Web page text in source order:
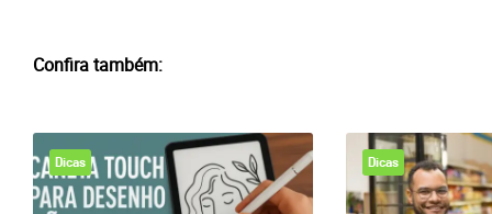
Confira também:
Dicas Dicas